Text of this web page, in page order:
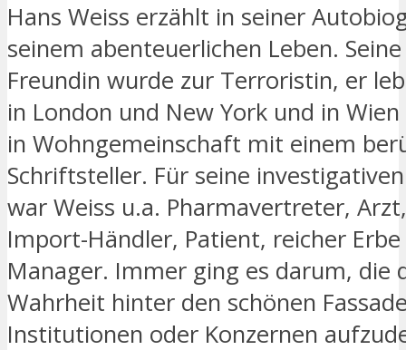
Hans Weiss erzählt in seiner
seinem abenteuerlichen Leben.
Freundin wurde zur Terroristin, er
in London und New York und in
in Wohngemeinschaft mit einem
Schriftsteller. Für seine
war Weiss u.a. Pharmavertreter,
Import-Händler, Patient, reicher
Manager. Immer ging es darum, die
Wahrheit hinter den schönen
Institutionen oder Konzernen